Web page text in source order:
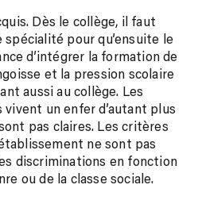
Dès le collège, il faut
pour qu’ensuite le
d’intégrer la formation de
et la pression scolaire
aussi au collège. Les
un enfer d’autant plus
pas claires. Les critères
ne sont pas
discriminations en fonction
ou de la classe sociale.